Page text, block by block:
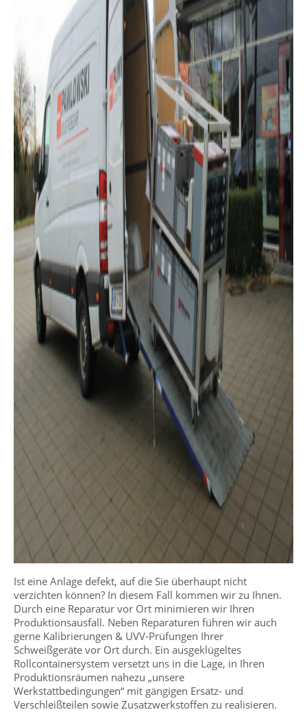
Ist eine Anlage defekt, auf die Sie überhaupt nicht
verzichten können? In diesem Fall kommen wir zu Ihnen.
Durch eine Reparatur vor Ort minimieren wir Ihren
Produktionsausfall. Neben Reparaturen führen wir auch
gerne Kalibrierungen & UVV-Prüfungen Ihrer
Schweißgeräte vor Ort durch. Ein ausgeklügeltes
Rollcontainersystem versetzt uns in die Lage, in Ihren
Produktionsräumen nahezu „unsere
Werkstattbedingungen“ mit gängigen Ersatz- und
Verschleißteilen sowie Zusatzwerkstoffen zu realisieren.